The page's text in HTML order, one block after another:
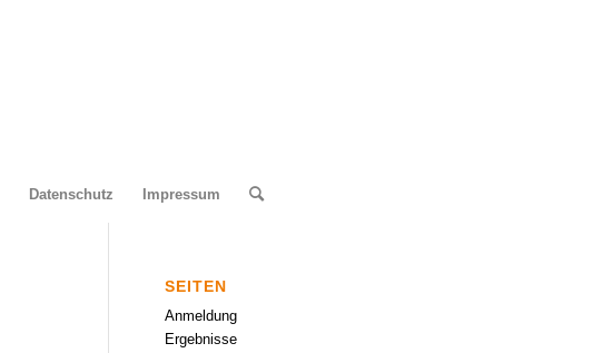
Datenschutz Impressum
SEITEN
Anmeldung
Ergebnisse